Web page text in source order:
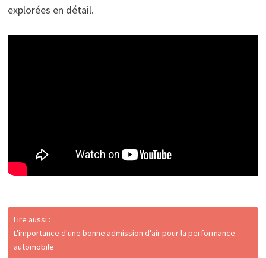
explorées en détail.
Lire aussi :
L'importance d'une bonne admission d'air pour la performance
automobile